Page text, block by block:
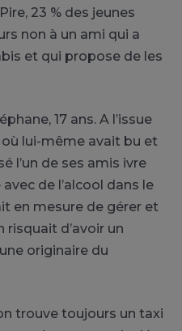
23 % des jeunes
non à un ami qui a
et qui propose de les
17 ans. A l’issue
où lui-même avait bu et
l’un de ses amis ivre
de l’alcool dans le
en mesure de gérer et
risquait d’avoir un
originaire du
trouve toujours un taxi